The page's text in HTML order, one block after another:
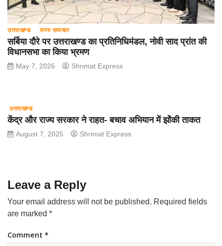
उत्तराखण्ड राज्य समाचार
सर्बिया दौरे पर उत्तराखण्ड का प्रतिनिधिमंडल, नोवी साद प्रांत की
विधानसभा का किया भ्रमण
May 7, 2026 Shrimat Express
उत्तराखण्ड
केंद्र और राज्य सरकार ने राहत- बचाव अभियान में झोंकी ताकत
August 7, 2025 Shrimat Express
Leave a Reply
Your email address will not be published. Required fields
are marked *
Comment *